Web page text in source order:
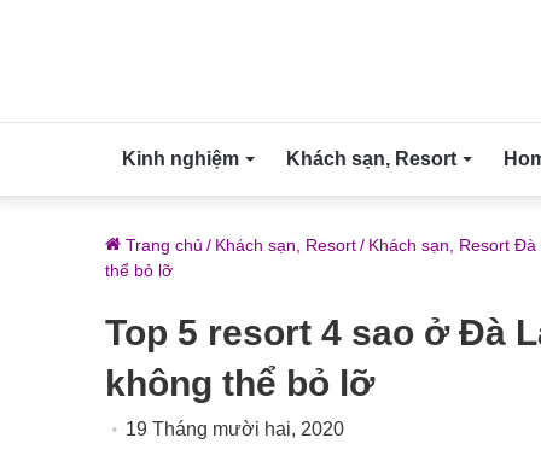
Kinh nghiệm Khách sạn, Resort
Trang chủ / Khách sạn, Resort/ Khách sạn, Resort Đà
thể bỏ lỡ
Top 5 resort 4 sao ở Đà
không thể bỏ lỡ
19 Tháng mười hai, 2020